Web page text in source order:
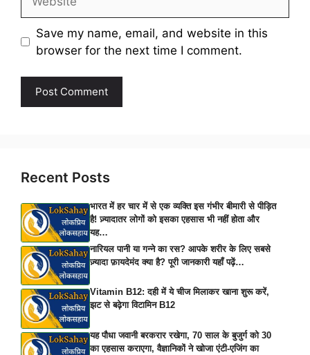
Save my name, email, and website in this
browser for the next time I comment.
Recent Posts
भारत में हर चार में से एक व्यक्ति इस गंभीर बीमारी से पीड़ित
है! ज़्यादातर लोगों को इसका एहसास भी नहीं होता और
यह…
नारियल पानी या गन्ने का रस? आपके शरीर के लिए सबसे
ज़्यादा फ़ायदेमंद क्या है? पूरी जानकारी यहाँ पढ़ें…
Vitamin B12: दही में ये चीज मिलाकर खाना शुरू करें,
झट से बढ़ेगा विटामिन B12
यह पौधा जवानी बरकरार रखेगा, 70 साल के बुजुर्ग को 30
का एहसास कराएगा, वैज्ञानिकों ने खोजा एंटी-एजिंग का